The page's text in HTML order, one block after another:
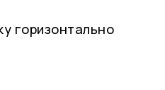
горизонтально